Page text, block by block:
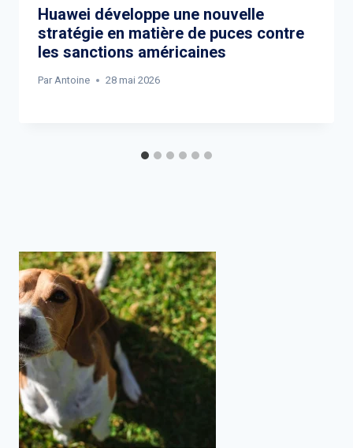
Huawei développe une nouvelle
stratégie en matière de puces contre
les sanctions américaines
Par Antoine 28 mai 2026